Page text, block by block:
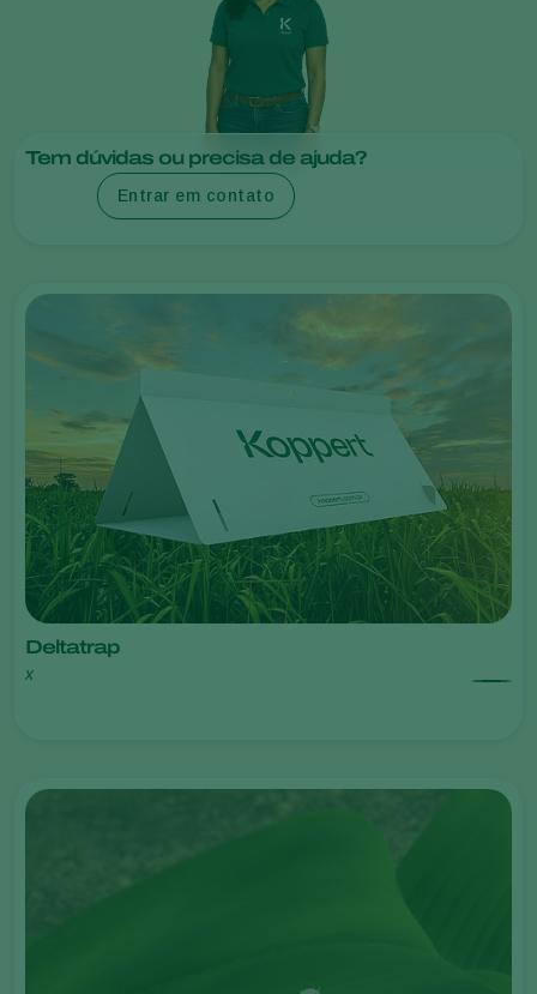
Deltatrap
x
Tem dúvidas ou precisa de ajuda?
Entrar em contato